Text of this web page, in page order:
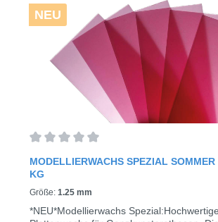
NEU
MODELLIERWACHS SPEZIAL
KG
Größe: 1.25 mm
*NEU*Modellierwachs